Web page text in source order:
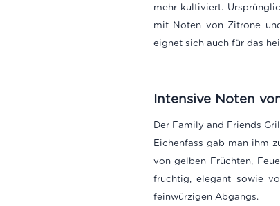
mehr kultiviert.
mit Noten von Zitrone
eignet sich auch für das
Intensive Noten
Der Family and Friends
Eichenfass gab man ihm
von gelben Früchten,
fruchtig, elegant sowie
feinwürzigen Abgangs.